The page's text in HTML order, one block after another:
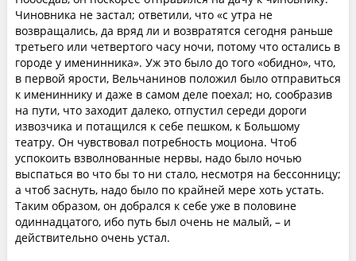
Чиновника не застал; ответили, что «с утра не
возвращались, да вряд ли и возвратятся сегодня раньше
третьего или четвертого часу ночи, потому что остались в
городе у именинника». Уж это было до того «обидно», что,
в первой ярости, Вельчанинов положил было отправиться
к имениннику и даже в самом деле поехал; но, сообразив
на пути, что заходит далеко, отпустил середи дороги
извозчика и потащился к себе пешком, к Большому
театру. Он чувствовал потребность моциона. Чтоб
успокоить взволнованные нервы, надо было ночью
выспаться во что бы то ни стало, несмотря на бессонницу;
а чтоб заснуть, надо было по крайней мере хоть устать.
Таким образом, он добрался к себе уже в половине
одиннадцатого, ибо путь был очень не малый, – и
действительно очень устал.